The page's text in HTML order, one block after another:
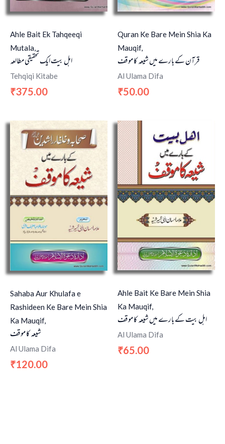
Ahle Bait Ek Tahqeeqi
Mutala,
اہل بیت ایک تحقیقی مطالعہ
Tehqiqi Kitabe
₹375.00
Quran Ke Bare Mein Shia Ka
Mauqif,
قرآن کے بارے میں شیعہ کا موقف
Al Ulama Difa
₹50.00
Sahaba Aur Khulafa e
Rashideen Ke Bare Mein Shia
Ka Mauqif,
شیعہ کا موقف
Al Ulama Difa
₹120.00
Ahle Bait Ke Bare Mein Shia
Ka Mauqif,
اہل بیت کے بارے میں شیعہ کا موقف
Al Ulama Difa
₹65.00